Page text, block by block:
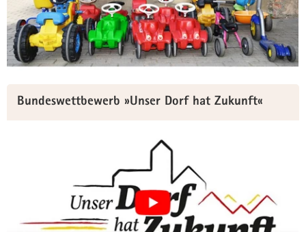
Bundeswettbewerb »Unser Dorf hat Zukunft«